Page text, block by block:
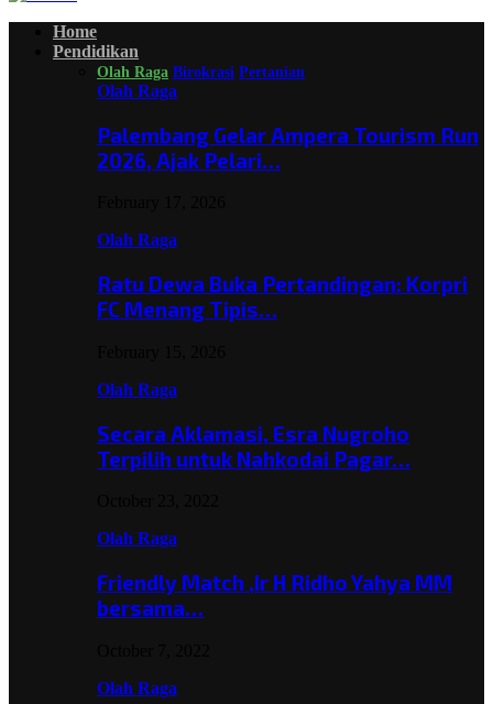
Home
Pendidikan
Olah Raga Birokrasi Pertanian
Olah Raga
Palembang Gelar Ampera Tourism Run
2026, Ajak Pelari…
Olah Raga
Ratu Dewa Buka Pertandingan: Korpri
FC Menang Tipis…
Olah Raga
Secara Aklamasi, Esra Nugroho
Terpilih untuk Nahkodai Pagar…
Olah Raga
Friendly Match ,Ir H Ridho Yahya MM
bersama…
Olah Raga